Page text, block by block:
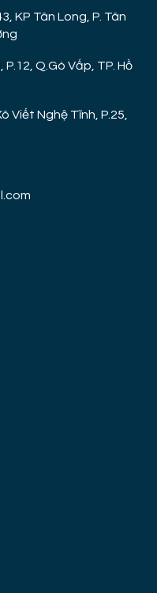
KP Tân Long, P. Tân
Q.Gò Vấp, TP. Hồ
Viết Nghệ Tĩnh, P.25,